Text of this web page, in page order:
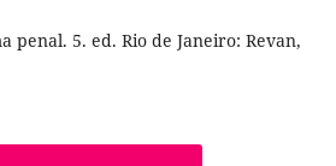
penal. 5. ed. Rio de Janeiro: Revan,